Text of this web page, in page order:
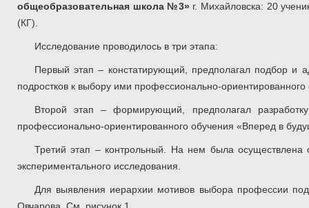
общеобразовательная школа №3» г. Михайловска: 20
(КГ).
Исследование проводилось в три этапа:
Первый этап – констатирующий, предполагал подбор и
подростков к выбору ими профессионально-ориентированного
Второй этап – формирующий, предполагал
профессионально-ориентированного обучения «Вперед в
Третий этап – контрольный. На нем была осуществлена
экспериментального исследования.
Для выявления иерархии мотивов выбора профессии